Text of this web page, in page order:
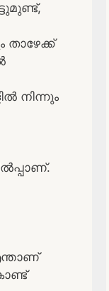
താഴേക്ക്
നിന്നും